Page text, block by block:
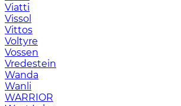
Viatti
Vissol
Vittos
Voltyre
Vossen
Vredestein
Wanda
Wanli
WARRIOR